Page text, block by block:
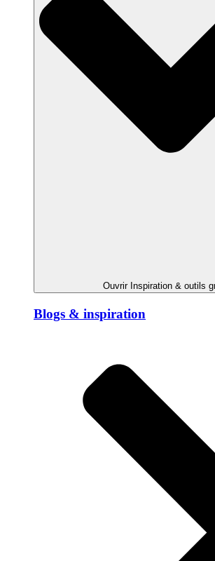
Ouvrir Inspiration & outils
Blogs & inspiration